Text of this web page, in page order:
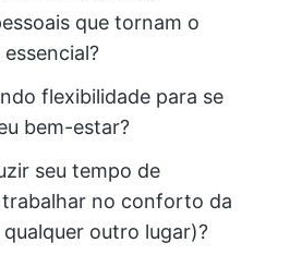
que tornam o
flexibilidade para se
bem-estar?
seu tempo de
no conforto da
outro lugar)?